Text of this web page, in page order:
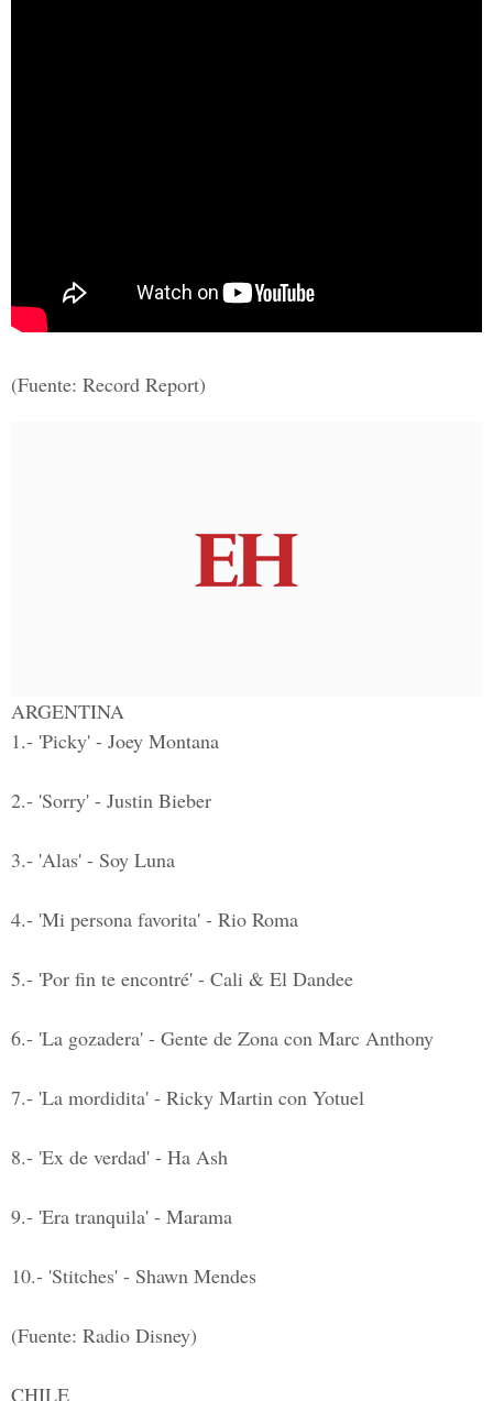
(Fuente: Record Report)
ARGENTINA
1.- 'Picky' - Joey Montana
2.- 'Sorry' - Justin Bieber
3.- 'Alas' - Soy Luna
4.- 'Mi persona favorita' - Rio Roma
5.- 'Por fin te encontré' - Cali & El Dandee
6.- 'La gozadera' - Gente de Zona con Marc Anthony
7.- 'La mordidita' - Ricky Martin con Yotuel
8.- 'Ex de verdad' - Ha Ash
9.- 'Era tranquila' - Marama
10.- 'Stitches' - Shawn Mendes
(Fuente: Radio Disney)
CHILE